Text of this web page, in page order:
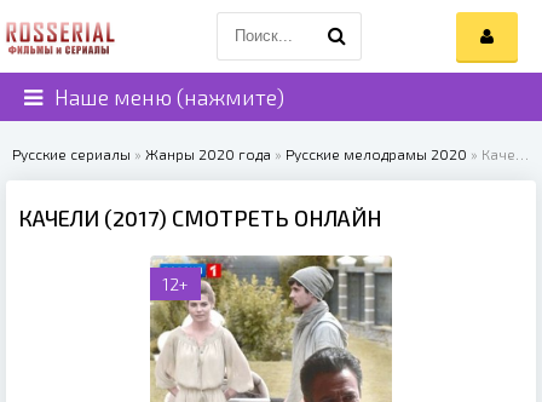
Наше меню (нажмите)
Русские сериалы » Жанры 2020 года » Русские мелодрамы 2020 » Качели (2017)
КАЧЕЛИ (2017) СМОТРЕТЬ ОНЛАЙН
12+